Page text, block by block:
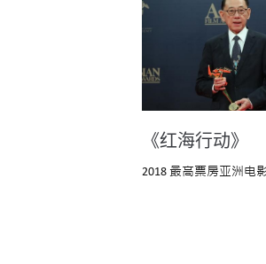
《红海行动》
2018 最高票房亚洲电